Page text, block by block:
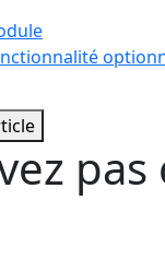
pas